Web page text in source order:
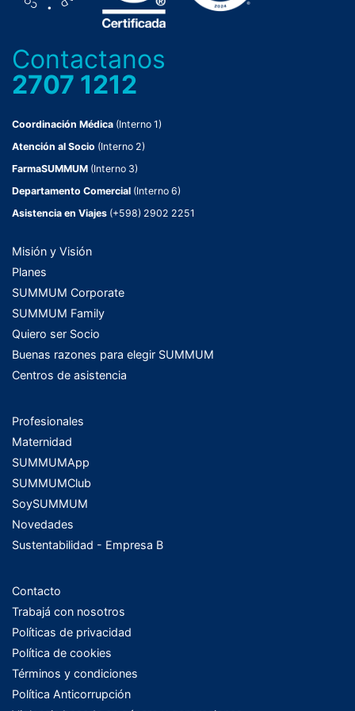
Contactanos
2707 1212
Coordinación Médica (Interno 1)
Atención al Socio (Interno 2)
FarmaSUMMUM (Interno 3)
Departamento Comercial (Interno 6)
Asistencia en Viajes (+598) 2902 2251
Misión y Visión
Planes
SUMMUM Corporate
SUMMUM Family
Quiero ser Socio
Buenas razones para elegir SUMMUM
Centros de asistencia
Profesionales
Maternidad
SUMMUMApp
SUMMUMClub
SoySUMMUM
Novedades
Sustentabilidad - Empresa B
Contacto
Trabajá con nosotros
Políticas de privacidad
Política de cookies
Términos y condiciones
Política Anticorrupción